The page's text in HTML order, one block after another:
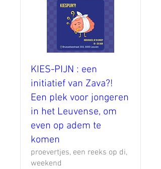
KIES-PIJN : een
initiatief van Zava?!
Een plek voor jongeren
in het Leuvense, om
even op adem te
komen
proevertjes, een reeks op di,
weekend